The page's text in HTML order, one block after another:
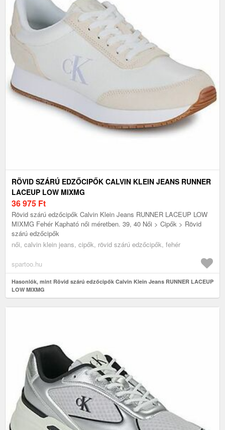
RÖVID SZÁRÚ EDZŐCIPŐK CALVIN KLEIN JEANS RUNNER
LACEUP LOW MIXMG
36 975 Ft
Rövid szárú edzőcipők Calvin Klein Jeans RUNNER LACEUP LOW
MIXMG Fehér Kapható női méretben. 39, 40 Női > Cipők > Rövid
szárú edzőcipők
női, calvin klein jeans, cipők, rövid szárú edzőcipők, fehér
spartoo.hu
Hasonlók, mint Rövid szárú edzőcipők Calvin Klein Jeans RUNNER LACEUP
LOW MIXMG